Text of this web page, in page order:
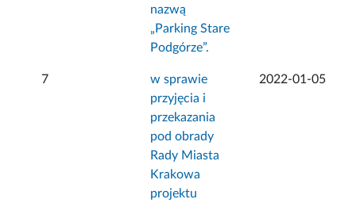
nazwą
„Parking Stare
Podgórze”.
7
w sprawie
przyjęcia i
przekazania
pod obrady
Rady Miasta
Krakowa
projektu
2022-01-05